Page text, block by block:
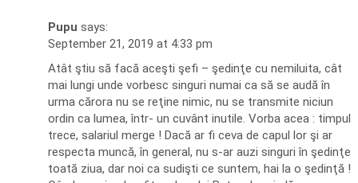
Pupu says:
September 21, 2019 at 4:33 pm
Atât ştiu să facă aceşti şefi – şedinţe cu nemiluita, cât
mai lungi unde vorbesc singuri numai ca să se audă în
urma cărora nu se reţine nimic, nu se transmite niciun
ordin ca lumea, într- un cuvânt inutile. Vorba acea : timpul
trece, salariul merge ! Dacă ar fi ceva de capul lor şi ar
respecta muncă, în general, nu s-ar auzi singuri în şedinţe
toată ziua, dar noi ca sudişti ce suntem, hai la o şedinţă !